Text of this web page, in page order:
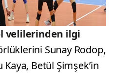
velilerinden ilgi
Sunay Rodop,
Betül Şimşek’in